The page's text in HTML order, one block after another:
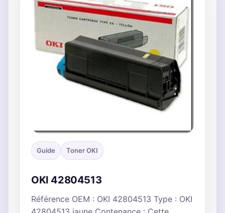
Guide Toner OKI
OKI 42804513
Référence OEM : OKI 42804513 Type : OKI